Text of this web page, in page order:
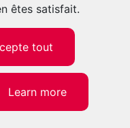
êtes satisfait.
tout
Learn more